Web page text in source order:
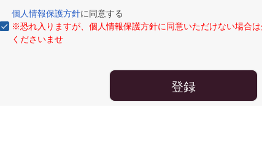
個人情報保護方針に同意する
※恐れ入りますが、個人情報保護方針に同意いただけない場合
くださいませ
登録